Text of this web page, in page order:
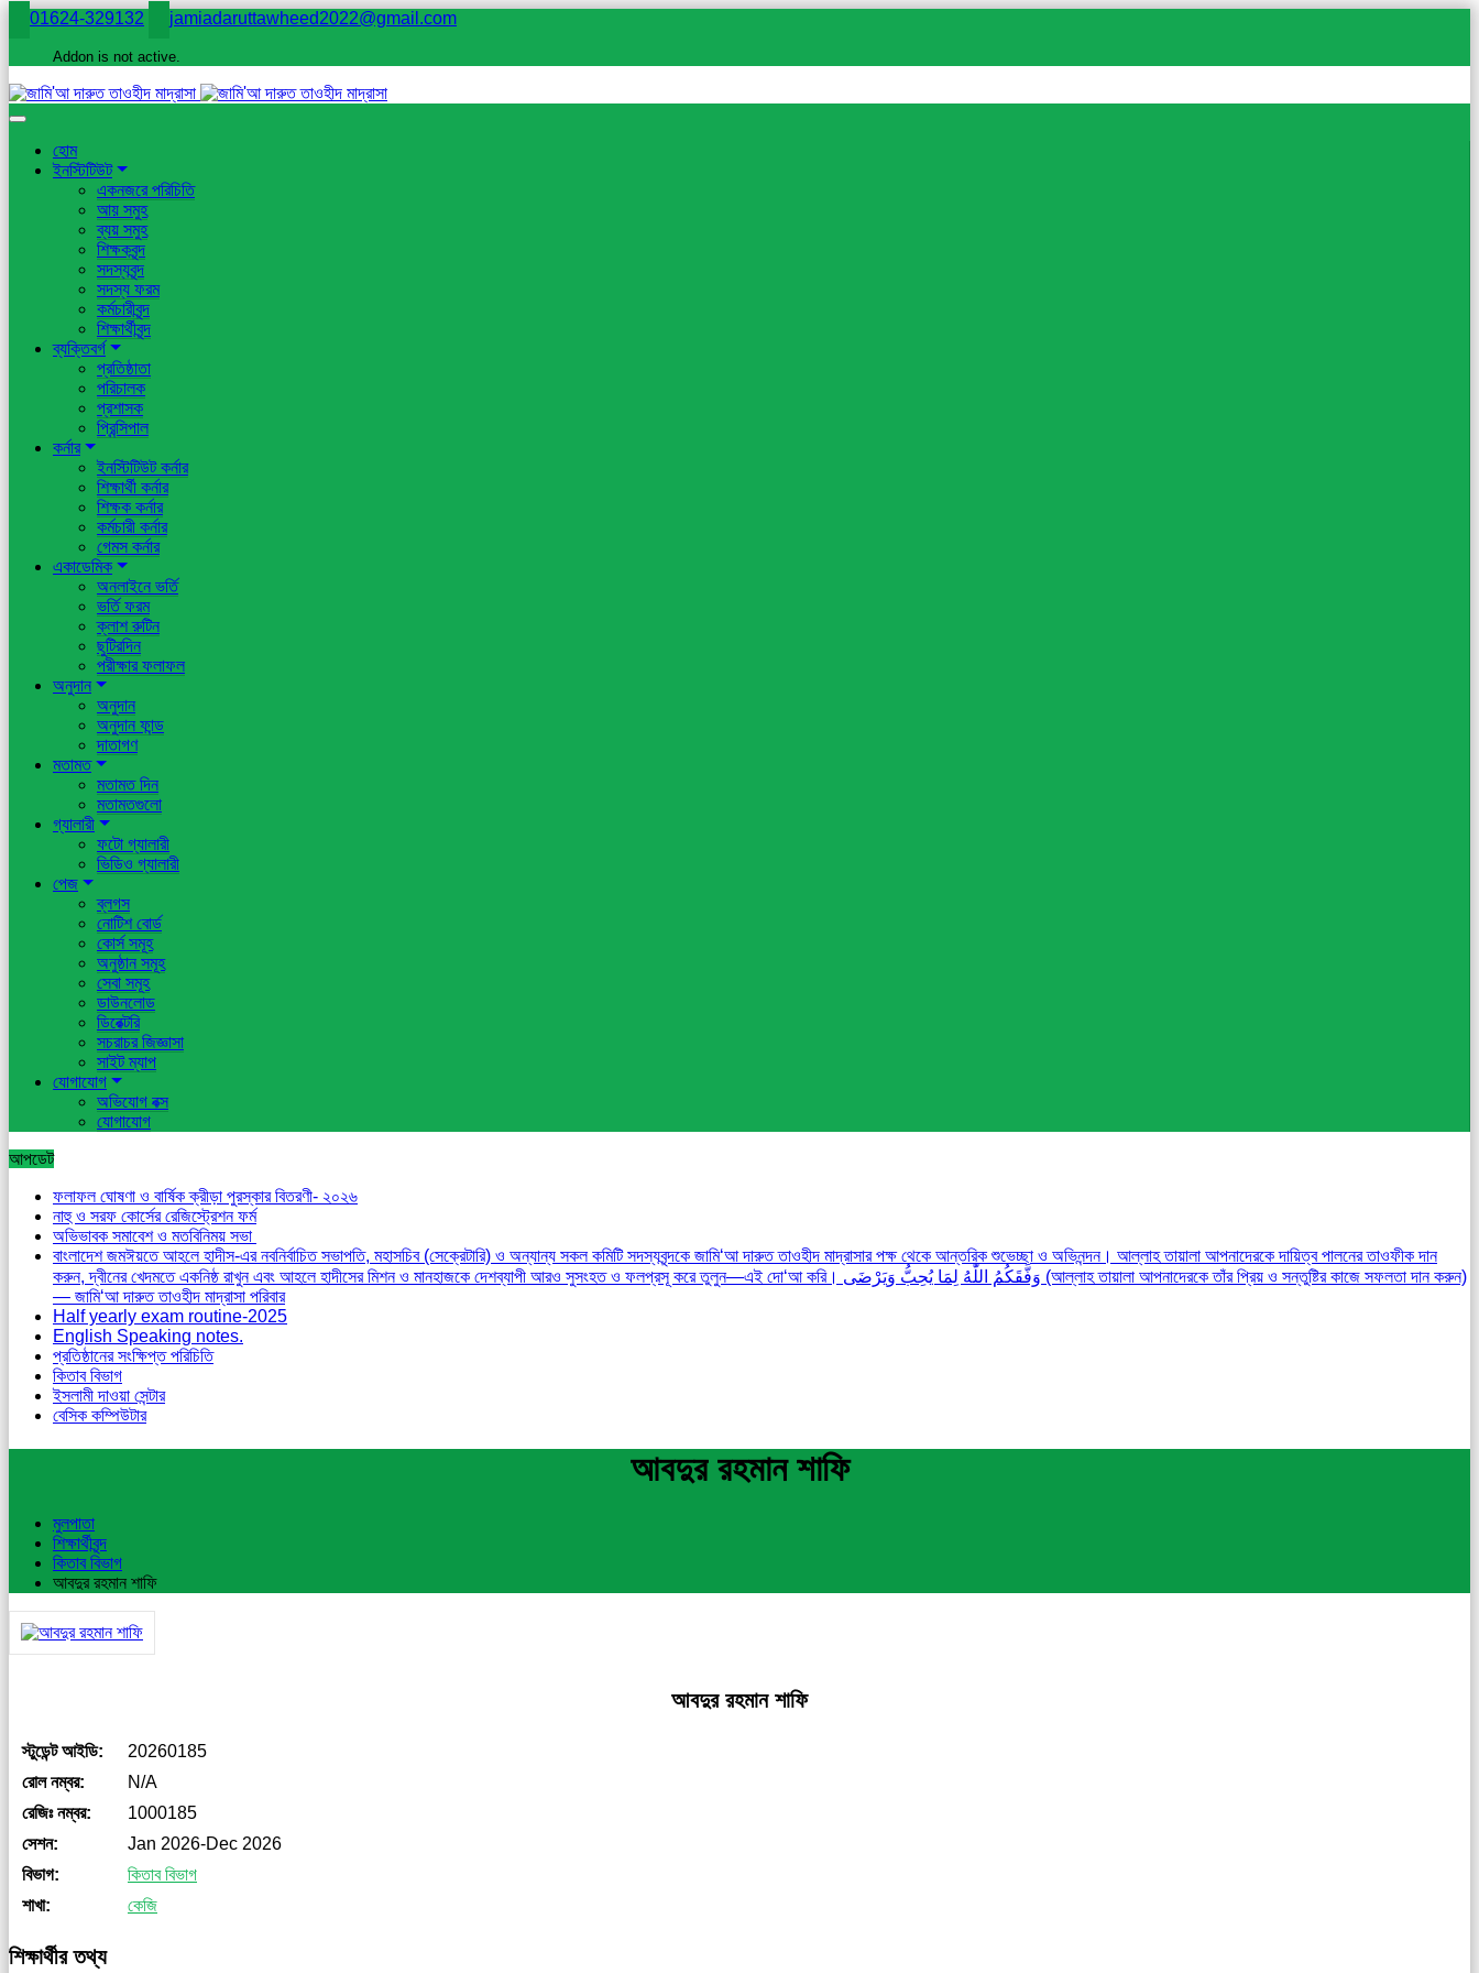
01624-329132 jamiadaruttawheed2022@gmail.com
Addon is not active.
হোম
ইনস্টিটিউট
একনজরে পরিচিতি
আয় সমুহ
ব্যয় সমুহ
শিক্ষকবৃন্দ
সদস্যবৃন্দ
সদস্য ফরম
কর্মচারীবৃন্দ
শিক্ষার্থীবৃন্দ
ব্যক্তিবর্গ
প্রতিষ্ঠাতা
পরিচালক
প্রশাসক
প্রিন্সিপাল
কর্নার
ইনস্টিটিউট কর্নার
শিক্ষার্থী কর্নার
শিক্ষক কর্নার
কর্মচারী কর্নার
গেমস কর্নার
একাডেমিক
অনলাইনে ভর্তি
ভর্তি ফরম
ক্লাশ রুটিন
ছুটিরদিন
পরীক্ষার ফলাফল
অনুদান
অনুদান
অনুদান ফান্ড
দাতাগণ
মতামত
মতামত দিন
মতামতগুলো
গ্যালারী
ফটো গ্যালারী
ভিডিও গ্যালারী
পেজ
ব্লগস
নোটিশ বোর্ড
কোর্স সমূহ
অনুষ্ঠান সমূহ
সেবা সমূহ
ডাউনলোড
ডিরেক্টরি
সচরাচর জিজ্ঞাসা
সাইট ম্যাপ
যোগাযোগ
অভিযোগ বক্স
যোগাযোগ
আপডেট
ফলাফল ঘোষণা ও বার্ষিক ক্রীড়া পুরস্কার বিতরণী- ২০২৬
নাহু ও সরফ কোর্সের রেজিস্ট্রেশন ফর্ম
অভিভাবক সমাবেশ ও মতবিনিময় সভা
বাংলাদেশ জমঈয়তে আহলে হাদীস-এর নবনির্বাচিত সভাপতি, মহাসচিব (সেক্রেটারি) ও অন্যান্য সকল কমিটি সদস্যবৃন্দকে জামি‘আ দারুত তাওহীদ মাদ্রাসার পক্ষ থেকে আন্তরিক শুভেচ্ছা ও অভিনন্দন। আল্লাহ তায়ালা আপনাদেরকে দায়িত্ব পালনের তাওফীক দান
করুন, দ্বীনের খেদমতে একনিষ্ঠ রাখুন এবং আহলে হাদীসের মিশন ও মানহাজকে দেশব্যাপী আরও সুসংহত ও ফলপ্রসূ করে তুলুন—এই দো‘আ করি। وَفَّقَكُمُ اللّٰهُ لِمَا يُحِبُّ وَيَرْضَى (আল্লাহ তায়ালা আপনাদেরকে তাঁর প্রিয় ও সন্তুষ্টির কাজে সফলতা দান করুন)
— জামি‘আ দারুত তাওহীদ মাদ্রাসা পরিবার
Half yearly exam routine-2025
English Speaking notes.
প্রতিষ্ঠানের সংক্ষিপ্ত পরিচিতি
কিতাব বিভাগ
ইসলামী দাওয়া সেন্টার
বেসিক কম্পিউটার
আবদুর রহমান শাফি
মুলপাতা
শিক্ষার্থীবৃন্দ
কিতাব বিভাগ
আবদুর রহমান শাফি
আবদুর রহমান শাফি
স্টুডেন্ট আইডি:
20260185
রোল নম্বর:
N/A
রেজিঃ নম্বর:
1000185
সেশন:
Jan 2026-Dec 2026
বিভাগ:
কিতাব বিভাগ
শাখা:
কেজি
শিক্ষার্থীর তথ্য